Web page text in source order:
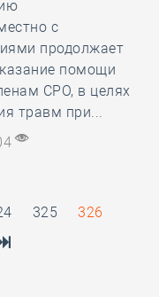
с
продолжает
помощи
СРО, в целях
травм при...
325
326